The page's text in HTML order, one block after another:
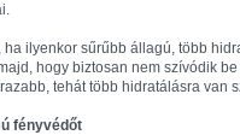
ilyenkor sűrűbb állagú, több
hogy biztosan nem szívódik
tehát több hidratálásra van
fényvédőt